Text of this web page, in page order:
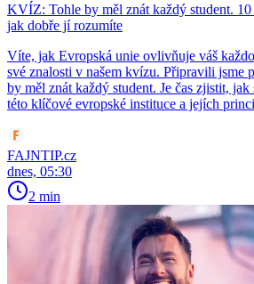
KVÍZ: Tohle by měl znát každý student.
jak dobře jí rozumíte
Víte, jak Evropská unie ovlivňuje váš
své znalosti v našem kvízu. Připravili jsme
by měl znát každý student. Je čas zjistit,
této klíčové evropské instituce a jejích
FAJNTIP.cz
dnes, 05:30
2 min